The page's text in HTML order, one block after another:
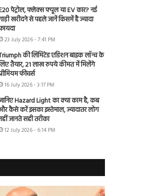
पेट्रोल, फ्लेक्स फ्यूल या EV कार? नई
खरीदने से पहले जानें किसमें है ज्यादा
23 July 2026 - 7:41 PM
की लिमिटेड एडिशन बाइक लॉन्च के
तैयार, 21 लाख रुपये कीमत में मिलेंगे
फीचर्स
16 July 2026 - 3:17 PM
Hazard Light का क्या काम है, कब
कैसे करें इसका इस्तेमाल, ज्यादातर लोग
जानते सही तरीका
12 July 2026 - 6:14 PM